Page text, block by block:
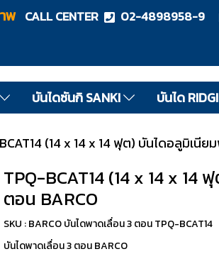
พ CALL CENTER 02-4898958-9
บันไดซันกิ SANKI บันได
(14 x 14 x 14 ฟุต) บันไดอลูมิเนีย
TPQ-BCAT14 (14 x 14 x
ตอน BARCO
SKU : BARCO บันไดพาดเลื่อน 3 ตอน TPQ-BCAT14
บันไดพาดเลื่อน 3 ตอน BARCO